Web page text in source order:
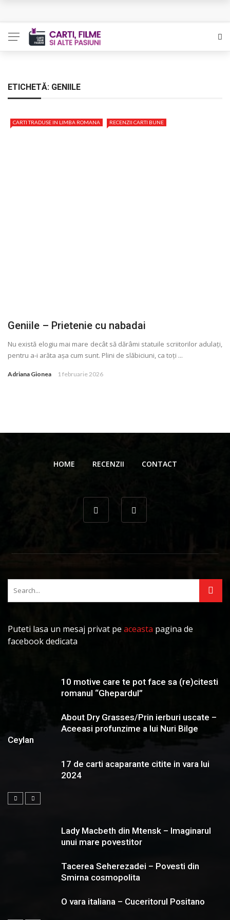
Bolla – O iubire interzisa din Pristina
Indragostitii de Franz K. – Justitiarii literaturii
ETICHETĂ: GENIILE
CARTI TRADUSE IN LIMBA ROMANA RECENZII CARTI BUNE
Geniile – Prietenie cu nabadai
Nu există elogiu mai mare decât să dărâmi statuile scriitorilor adulaţi,
pentru a-i arăta așa cum sunt. Plini de slăbiciuni, ca toţi ...
Adriana Gionea 1 februarie 2026
HOME RECENZII CONTACT
Puteti lasa un mesaj privat pe aceasta pagina de
facebook dedicata
10 motive care te pot face sa (re)citesti
romanul “Ghepardul”
About Dry Grasses/Prin ierburi uscate –
Aceeasi profunzime a lui Nuri Bilge
Ceylan
17 de carti acaparante citite in vara lui
2024
Lady Macbeth din Mtensk – Imaginarul
unui mare povestitor
Tacerea Seherezadei – Povesti din
Smirna cosmopolita
O vara italiana – Cuceritorul Positano